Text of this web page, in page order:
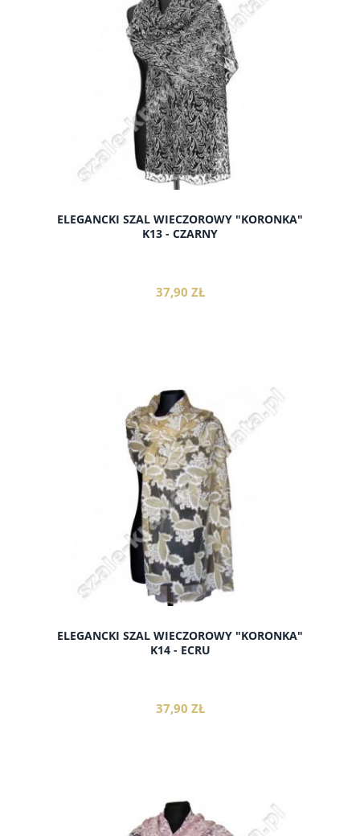
ELEGANCKI SZAL WIECZOROWY "KORONKA"
K13 - CZARNY
37,90 ZŁ
do koszyka
ELEGANCKI SZAL WIECZOROWY "KORONKA"
K14 - ECRU
37,90 ZŁ
do koszyka